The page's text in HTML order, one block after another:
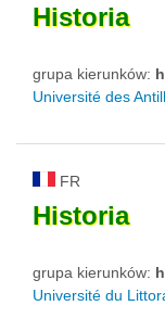
Historia
grupa kierunków:
Université des
FR
Historia
grupa kierunków:
Université du